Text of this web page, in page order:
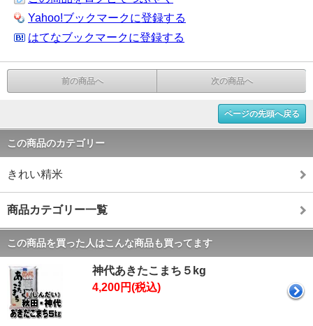
Yahoo!ブックマークに登録する
はてなブックマークに登録する
前の商品へ 次の商品へ
ページの先頭へ戻る
この商品のカテゴリー
きれい精米
商品カテゴリー一覧
この商品を買った人はこんな商品も買ってます
神代あきたこまち５kg
4,200円(税込)